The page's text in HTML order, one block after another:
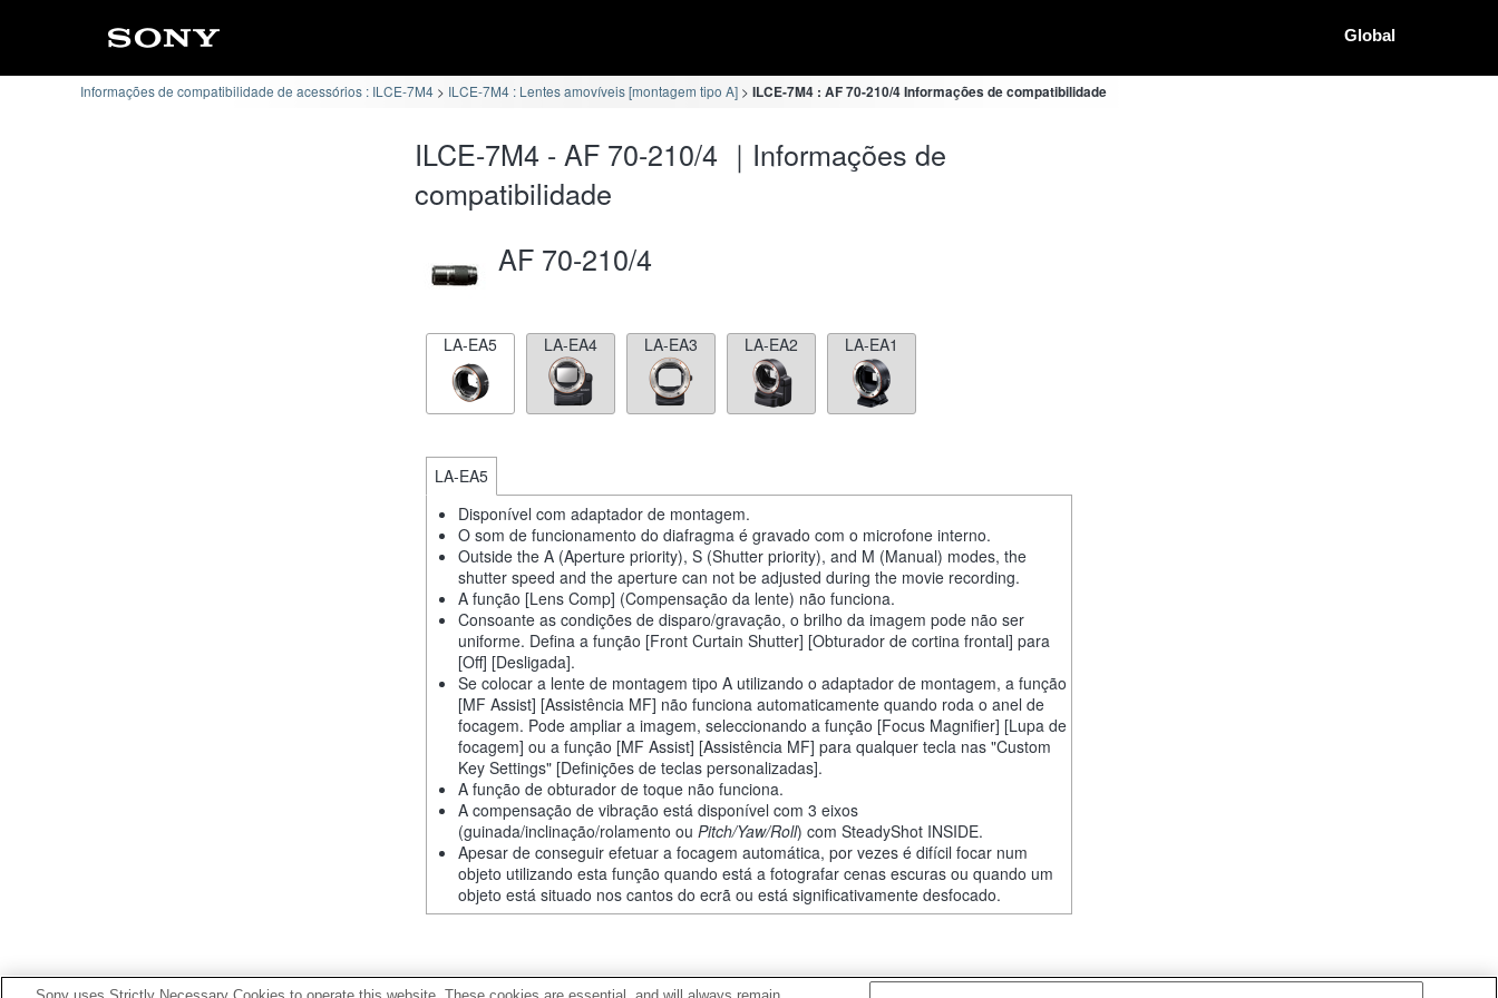
Global
Informações de compatibilidade de acessórios : ILCE-7M4 ILCE-7M4 : Lentes amovíveis [montagem tipo A] ILCE-7M4 : AF 70-210/4 Informações de compatibilidade
ILCE-7M4 - AF 70-210/4 ｜Informações de
compatibilidade
AF 70-210/4
LA-EA5 LA-EA4 LA-EA3 LA-EA2 LA-EA1
LA-EA5
Disponível com adaptador de montagem.
O som de funcionamento do diafragma é gravado com o microfone interno.
Outside the A (Aperture priority), S (Shutter priority), and M (Manual) modes, the
shutter speed and the aperture can not be adjusted during the movie recording.
A função [Lens Comp] (Compensação da lente) não funciona.
Consoante as condições de disparo/gravação, o brilho da imagem pode não ser
uniforme. Defina a função [Front Curtain Shutter] [Obturador de cortina frontal] para
[Off] [Desligada].
Se colocar a lente de montagem tipo A utilizando o adaptador de montagem, a função
[MF Assist] [Assistência MF] não funciona automaticamente quando roda o anel de
focagem. Pode ampliar a imagem, seleccionando a função [Focus Magnifier] [Lupa de
focagem] ou a função [MF Assist] [Assistência MF] para qualquer tecla nas "Custom
Key Settings" [Definições de teclas personalizadas].
A função de obturador de toque não funciona.
A compensação de vibração está disponível com 3 eixos
(guinada/inclinação/rolamento ou Pitch/Yaw/Roll) com SteadyShot INSIDE.
Apesar de conseguir efetuar a focagem automática, por vezes é difícil focar num
objeto utilizando esta função quando está a fotografar cenas escuras ou quando um
objeto está situado nos cantos do ecrã ou está significativamente desfocado.